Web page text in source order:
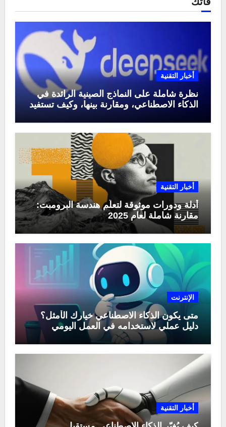
أخبار التقنية
نظرة شاملة على النماذج الصينية الرائدة في
الذكاء الاصطناعي، ومقارنة بينها، وكيف تستفيد
أخبار التقنية
أدلة ودورات موثوقة لتعلّم هندسة البرومبت:
مقارنة شاملة لعام 2025
الإنترنت
متى يكون الذكاء الاصطناعي خيارك الأمثل؟
دليل عملي لاستخدامه في العمل اليومي
أخبار التقنية